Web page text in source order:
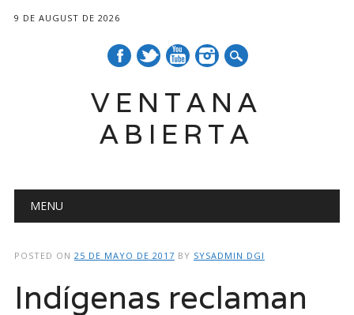
9 DE AUGUST DE 2026
VENTANA
ABIERTA
Main menu
MENU
POSTED ON 25 DE MAYO DE 2017 BY SYSADMIN DGI
Indígenas reclaman